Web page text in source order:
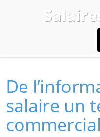
De
salaire un
commercial